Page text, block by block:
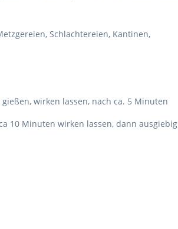
Schlachtereien, Kantinen,
wirken lassen, nach ca. 5 Minuten
10 Minuten wirken lassen, dann ausgiebig